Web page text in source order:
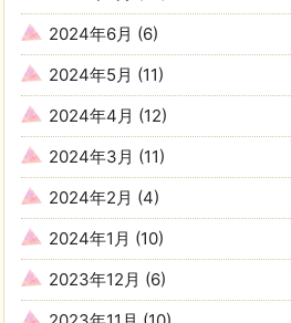
2024年6月 (6)
2024年5月 (11)
2024年4月 (12)
2024年3月 (11)
2024年2月 (4)
2024年1月 (10)
2023年12月 (6)